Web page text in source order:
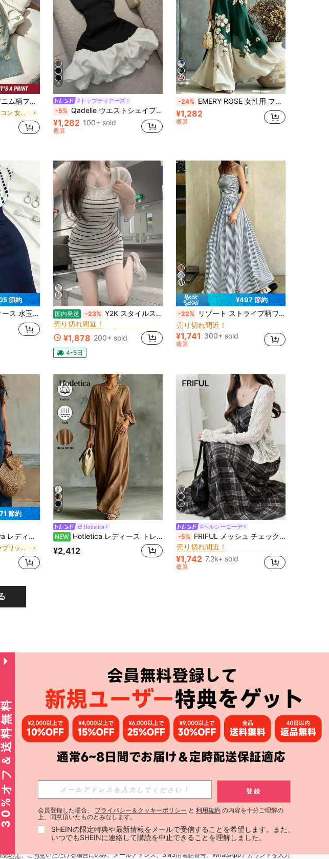
ンドゥードレス
ボディコン 女性のミディドレス
8
#トップティアーズ
-5% Qadelle ウエストシェイプ カラーブロック パフヘム ニットドレス、エレガントなカクテルドレス ウェディングイベントに
¥1,282 100+ sold
概算
6
-24% EMERY ROSE 女性用 フローラルプリント Vネック ギャザーウエスト エレガントロングパーティードレス
¥1,282
概算
節約
リムフィット エレガントドレス 国内発送 -23% Y2K スタイルストライプキャミニットワンピ スクエアネック半袖ウエストマーク セクシー清純両立 おしゃれな夏新作レディース服
#4 ベストセラー に 高ストレッチ 女性のドレス
売り切れ間近！
#4 ベストセラー
売り切れ間近！
#4 ベストセラー
売り切れ間近！
#4 ベストセラー に 高ストレッチ 女性のドレス
売り切れ間近！
¥1,878 200+ sold
4-5日
¥497 節約
-22%
リゾート ストライプ柄ワンピース、高品質 プリーツウエスト Aラインロングドレス エレガントパーティー 夏
売り切れ間近！
¥1,741 300+ sold
概算
節約
ノースリーブ シャツワンピース ロング
に ファブリック ファブリックマキシドレス
4
Hotletica
NEW Hotletica レディース トレーサブルコットン ホワイト Vネック 3/4袖 フリル袖 ロングドレス
¥2,412
8
#ヘルシーコーデ
-5% FRIFUL メッシュ チェック柄 スパゲッティストラップ ウエストシェイプ フルスカート カジュアル 万能ワンピース
#1 ベストセラー
売り切れ間近！
#1 ベストセラー
売り切れ間近！
#1 ベストセラー
売り切れ間近！
#1 ベストセラー に ドローストリング 床まで届く丈のドレス
売り切れ間近！
¥1,742 7.2k+ sold
概算
フォローはこちら： アプリ
STYLE NEWSを購読する
購読
JP + 81 登録する
JP + 81
STYLE NEWSの購読には「
認の上、ご同意いただける場合にのみ、メールアドレス、SMS用電話番号、WhatsAppアカウントを入力
30%オフ＆送料無料 登録
会員登録した場合、 プライバシー＆クッキーポリシー と 利用規約 の内容を十分ご理解の
上、同意頂いたものとみなします。
SHEINの限定特典や最新情報をメールで受信することを希望します。また、
いつでもSHEINに連絡して購読を中止できることを理解しました。